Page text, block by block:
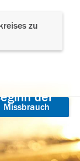
zu
der
Missbrauch